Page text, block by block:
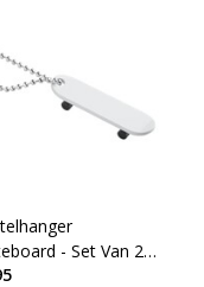
- Set Van 2 -